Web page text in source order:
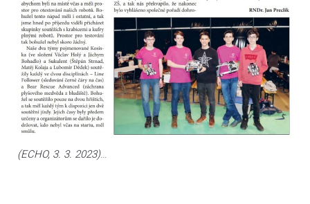
(ECHO, 3. 3. 2023)…